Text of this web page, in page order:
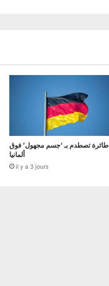
طائرة تصطدم بـ ‘جسم مجهول’ فوق
ألمانيا
il y a 3 jours